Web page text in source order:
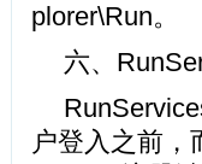
plorer\Run。
六、
户登入之前